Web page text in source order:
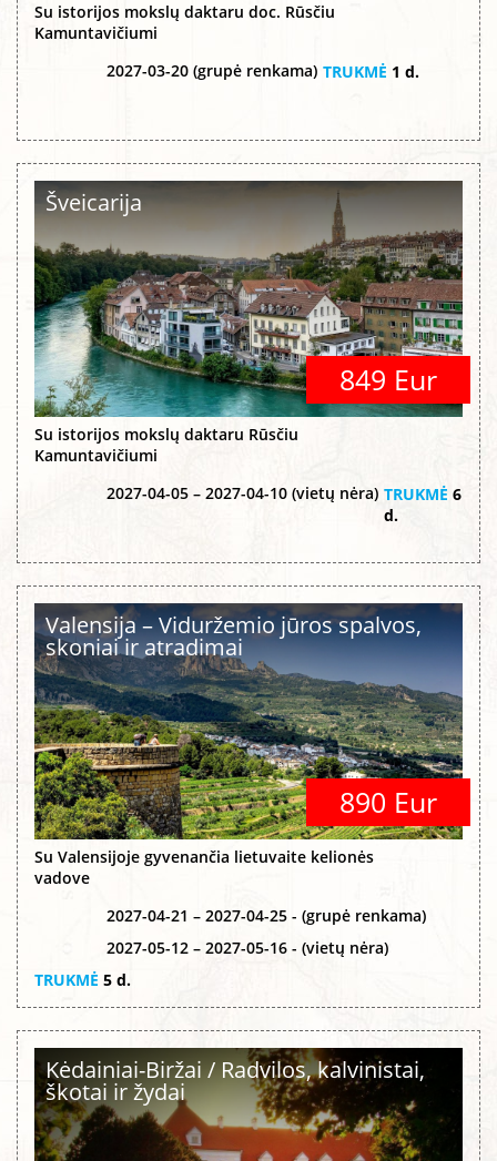
Su istorijos mokslų daktaru doc. Rūsčiu
Kamuntavičiumi
2027-03-20 (grupė renkama) TRUKMĖ 1 d.
Šveicarija
849 Eur
Su istorijos mokslų daktaru Rūsčiu
Kamuntavičiumi
2027-04-05 – 2027-04-10 (vietų nėra) TRUKMĖ 6
d.
Valensija – Viduržemio jūros spalvos,
skoniai ir atradimai
890 Eur
Su Valensijoje gyvenančia lietuvaite kelionės
vadove
2027-04-21 – 2027-04-25 - (grupė renkama)
2027-05-12 – 2027-05-16 - (vietų nėra)
TRUKMĖ 5 d.
Kėdainiai-Biržai / Radvilos, kalvinistai,
škotai ir žydai